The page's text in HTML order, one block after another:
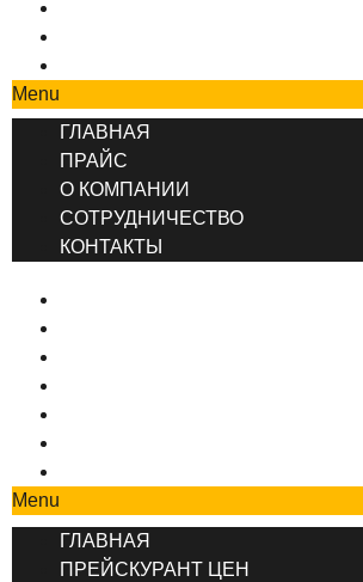
Menu
ГЛАВНАЯ
ПРАЙС
О КОМПАНИИ
СОТРУДНИЧЕСТВО
КОНТАКТЫ
Menu
ГЛАВНАЯ
ПРЕЙСКУРАНТ ЦЕН